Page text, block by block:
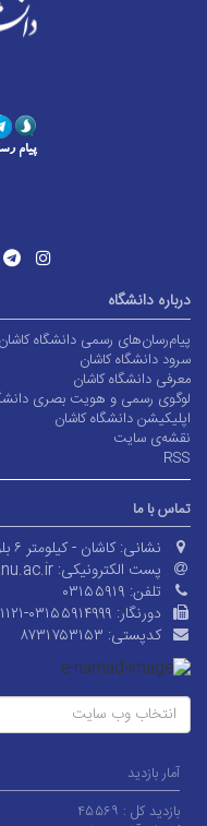
درباره دانشگاه
پیام‌رسان‌های رسمی دانشگاه کاشان
سرود دانشگاه کاشان
معرفی دانشگاه کاشان
لوگوی رسمی و هویت بصری
اپلیکیشن دانشگاه کاشان
نقشه‌ی سایت
RSS
تماس با ما
نشانی: کاشان - کیلومتر ۶ بلوار قطب راوندی
پست الکترونیکی:
تلفن: ۰۳۱۵۵۹۱۹
دورنگار: ۰۳۱۵۵۵۱۱۱۲۱-
کدپستی: ۸۷۳۱۷۵۳۱۵۳
انتخاب وب سایت
آمار بازدید
بازدید کل : ۴۵۵۶۹